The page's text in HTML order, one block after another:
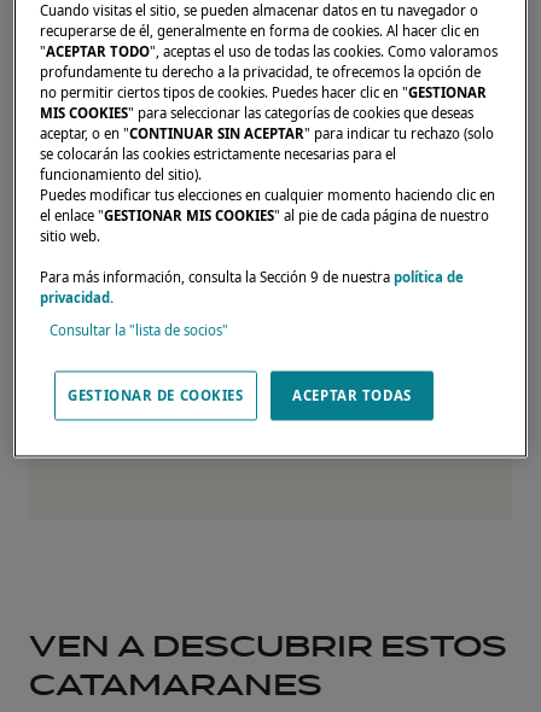
Del 30 de noviembre al 3 de diciembre, venga
a (re)descubrir nuestros catamaranes.
responder a sus preguntas.
VEN A DESCUBRIR ESTOS
CATAMARANES
Cuando visitas el sitio, se pueden almacenar datos en tu navegador o
recuperarse de él, generalmente en forma de cookies. Al hacer clic en
"ACEPTAR TODO", aceptas el uso de todas las cookies. Como valoramos
profundamente tu derecho a la privacidad, te ofrecemos la opción de
no permitir ciertos tipos de cookies. Puedes hacer clic en "GESTIONAR
MIS COOKIES" para seleccionar las categorías de cookies que deseas
aceptar, o en "CONTINUAR SIN ACEPTAR" para indicar tu rechazo (solo
se colocarán las cookies estrictamente necesarias para el
funcionamiento del sitio).
Puedes modificar tus elecciones en cualquier momento haciendo clic en
el enlace "GESTIONAR MIS COOKIES" al pie de cada página de nuestro
sitio web.
Para más información, consulta la Sección 9 de nuestrapolítica de
privacidad.
Consultar la "lista de socios"
GESTIONAR DE COOKIES ACEPTAR TODAS